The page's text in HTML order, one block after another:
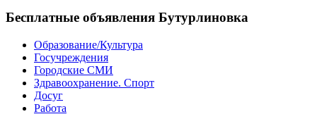
Бесплатные объявления Бутурлиновка
Образование/Культура
Госучреждения
Городские СМИ
Здравоохранение. Спорт
Досуг
Работа